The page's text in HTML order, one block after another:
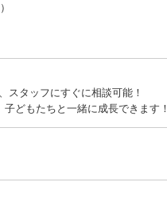
スタッフにすぐに相談可能！
どもたちと一緒に成長できます！